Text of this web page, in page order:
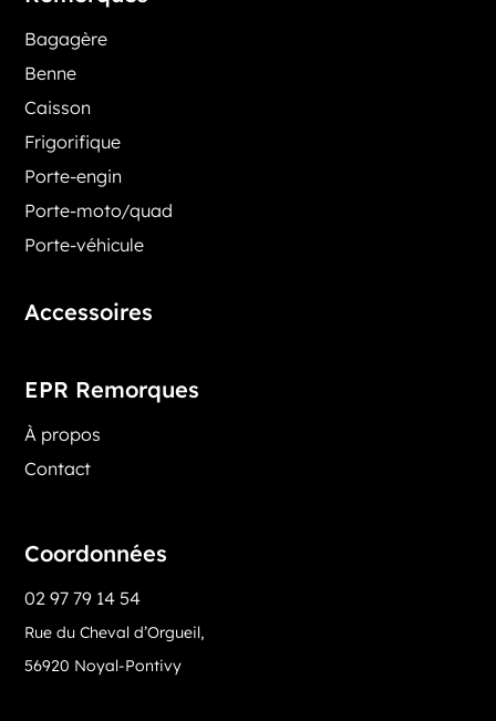
Bagagère
Benne
Caisson
Frigorifique
Porte-engin
Porte-moto/quad
Porte-véhicule
Accessoires
EPR Remorques
À propos
Contact
Coordonnées
02 97 79 14 54
Rue du Cheval d’Orgueil,
56920 Noyal-Pontivy